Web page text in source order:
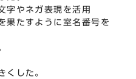
字やネガ表現を活用
果たすように室名番号を
くした。